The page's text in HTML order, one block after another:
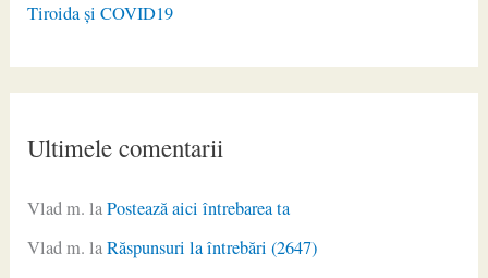
Tiroida și COVID19
Ultimele comentarii
Vlad m. laPostează aici întrebarea ta
Vlad m. laRăspunsuri la întrebări (2647)